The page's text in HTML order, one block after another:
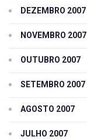
DEZEMBRO 2007
NOVEMBRO 2007
OUTUBRO 2007
SETEMBRO 2007
AGOSTO 2007
JULHO 2007